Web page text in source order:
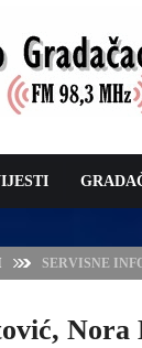
JAVNI POZIV